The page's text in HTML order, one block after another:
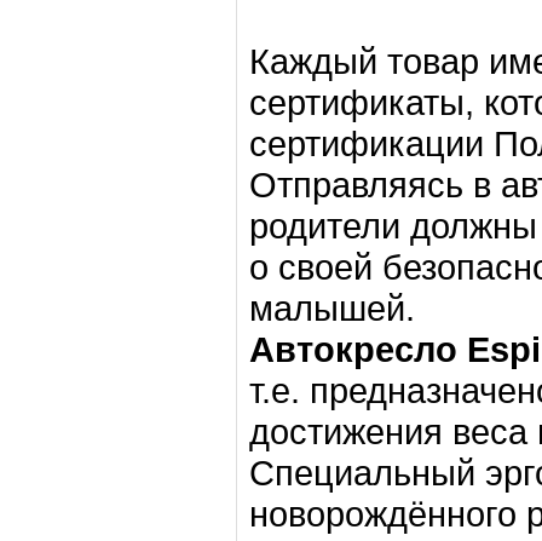
Каждый товар
сертификаты,
сертификации
Отправляясь в
родители должны
о своей
малышей.
Автокресло
т.е.
достижения веса
Специальный
новорождённого